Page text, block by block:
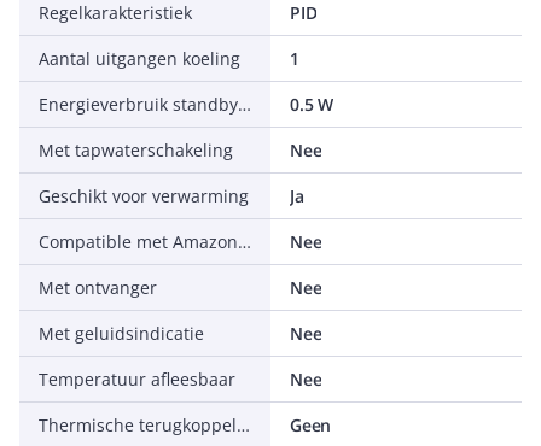
Regelkarakteristiek
PID
Aantal uitgangen koeling
1
Energieverbruik standby (solstandby)
0.5 W
Met tapwaterschakeling
Nee
Geschikt voor verwarming
Ja
Compatible met Amazon Alexa
Nee
Met ontvanger
Nee
Met geluidsindicatie
Nee
Temperatuur afleesbaar
Nee
Thermische terugkoppeling
Geen